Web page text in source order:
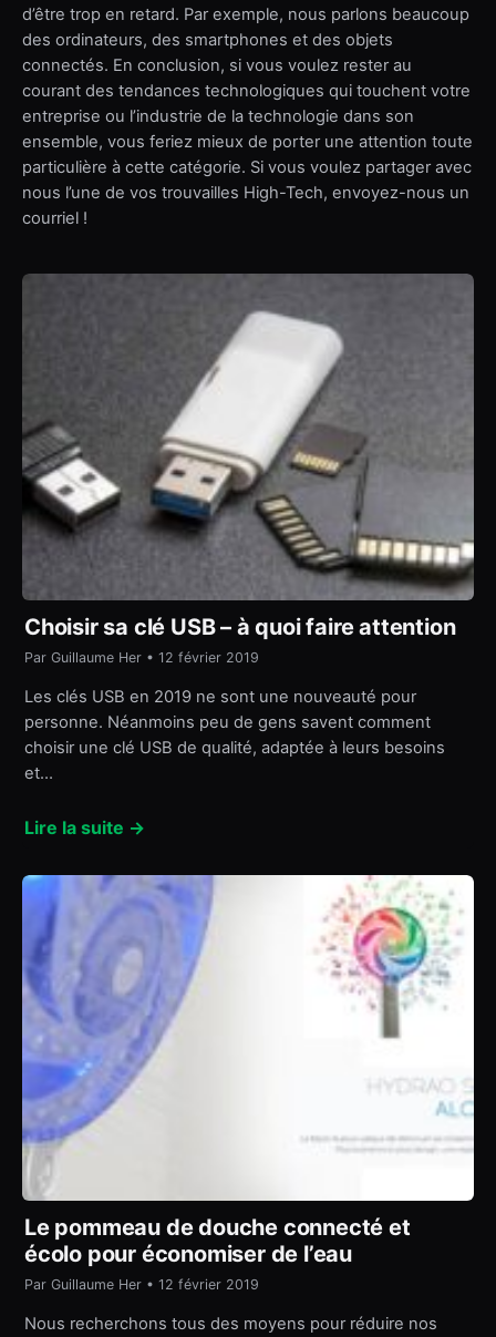
d’être trop en retard. Par exemple, nous parlons beaucoup
des ordinateurs, des smartphones et des objets
connectés. En conclusion, si vous voulez rester au
courant des tendances technologiques qui touchent votre
entreprise ou l’industrie de la technologie dans son
ensemble, vous feriez mieux de porter une attention toute
particulière à cette catégorie. Si vous voulez partager avec
nous l’une de vos trouvailles High-Tech, envoyez-nous un
courriel !
Choisir sa clé USB – à quoi faire attention
Par Guillaume Her • 12 février 2019
Les clés USB en 2019 ne sont une nouveauté pour
personne. Néanmoins peu de gens savent comment
choisir une clé USB de qualité, adaptée à leurs besoins
et…
Lire la suite →
Le pommeau de douche connecté et
écolo pour économiser de l’eau
Par Guillaume Her • 12 février 2019
Nous recherchons tous des moyens pour réduire nos